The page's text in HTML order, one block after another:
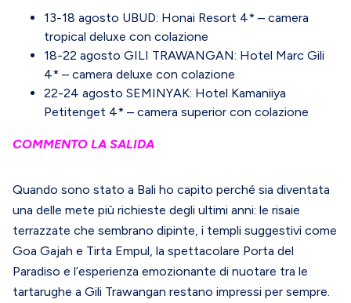
13-18 agosto UBUD: Honai Resort 4* – camera
tropical deluxe con colazione
18-22 agosto GILI TRAWANGAN: Hotel Marc Gili
4* – camera deluxe con colazione
22-24 agosto SEMINYAK: Hotel Kamaniiya
Petitenget 4* – camera superior con colazione
COMMENTO LA SALIDA
Quando sono stato a Bali ho capito perché sia diventata
una delle mete più richieste degli ultimi anni: le risaie
terrazzate che sembrano dipinte, i templi suggestivi come
Goa Gajah e Tirta Empul, la spettacolare Porta del
Paradiso e l’esperienza emozionante di nuotare tra le
tartarughe a Gili Trawangan restano impressi per sempre.